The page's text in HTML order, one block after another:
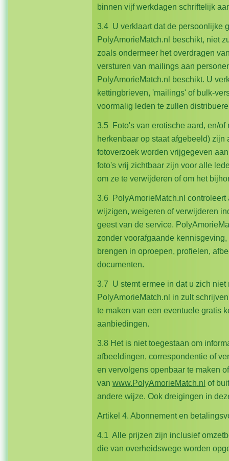
binnen vijf werkdagen schriftelijk
3.4 U verklaart dat de persoonlijke
PolyAmorieMatch.nl beschikt, niet
zoals ondermeer het overdragen
versturen van mailings aan
PolyAmorieMatch.nl beschikt. U
kettingbrieven, 'mailings' of bulk-
voormalig leden te zullen
3.5 Foto's van erotische aard, en/of
herkenbaar op staat afgebeeld)
fotoverzoek worden vrijgegeven
foto's vrij zichtbaar zijn voor alle
om ze te verwijderen of om het
3.6 PolyAmorieMatch.nl
wijzigen, weigeren of verwijderen
geest van de service.
zonder voorafgaande
brengen in oproepen, profielen,
documenten.
3.7 U stemt ermee in dat u zich
PolyAmorieMatch.nl in zult
te maken van een eventuele gratis
aanbiedingen.
3.8 Het is niet toegestaan om
afbeeldingen, correspondentie of
en vervolgens openbaar te maken
van www.PolyAmorieMatch.nl of
andere wijze. Ook dreigingen in
Artikel 4. Abonnement en
4.1 Alle prijzen zijn inclusief
die van overheidswege worden